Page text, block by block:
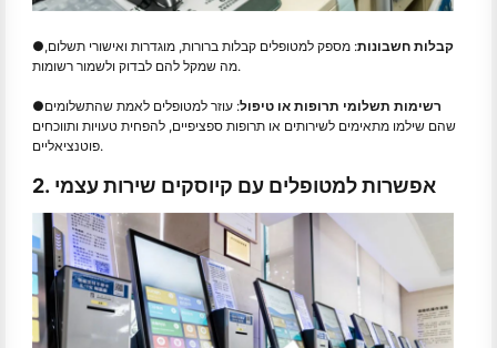
● קבלות חשבונות: מספק למטופלים קבלות ברורות, מוגדרות ואישורי תשלום,
מה שמקל להם לבדוק ולשמור רשומות.
● רשימות תשלומי תרופות או טיפול: עוזר למטופלים לאמת שהתשלומים
שהם שילמו מתאימים לשירותים או תרופות ספציפיים, להפחית טעויות ותווכחים
פוטנציאליים.
2. אפשרות למטופלים עם קיוסקים שירות עצמי